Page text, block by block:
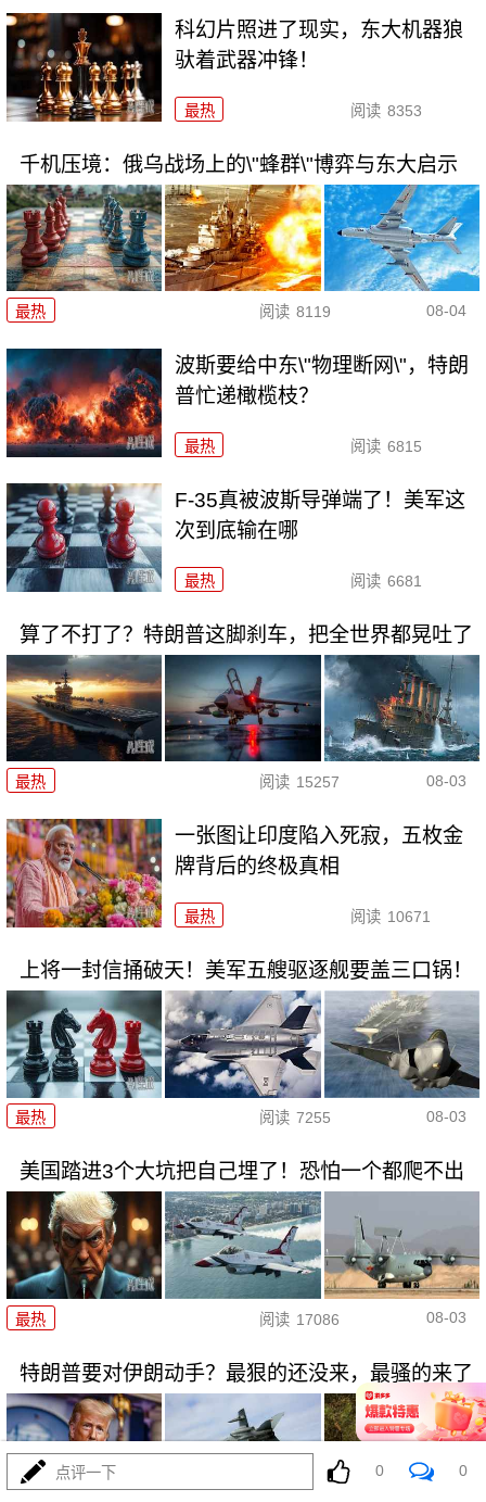
科幻片照进了现实，东大机器狼
驮着武器冲锋！
最热 阅读 8353
千机压境：俄乌战场上的\"蜂群\"博弈与东大启示
最热 阅读 8119 08-04
波斯要给中东\"物理断网\"，特朗
普忙递橄榄枝？
最热 阅读 6815
F-35真被波斯导弹端了！美军这
次到底输在哪
最热 阅读 6681
算了不打了？特朗普这脚刹车，把全世界都晃吐了
最热 阅读 15257 08-03
一张图让印度陷入死寂，五枚金
牌背后的终极真相
最热 阅读 10671
上将一封信捅破天！美军五艘驱逐舰要盖三口锅！
最热 阅读 7255 08-03
美国踏进3个大坑把自己埋了！恐怕一个都爬不出
最热 阅读 17086 08-03
特朗普要对伊朗动手？最狠的还没来，最骚的来了
点评一下 0 0